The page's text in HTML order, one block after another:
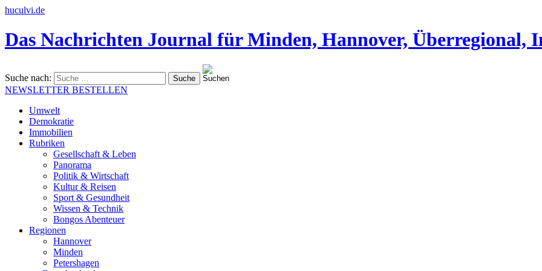
huculvi.de
Das Nachrichten Journal für Minden, Hannover, Überregional,
Suche nach:
NEWSLETTER BESTELLEN
Umwelt
Demokratie
Immobilien
Rubriken
Gesellschaft & Leben
Panorama
Politik & Wirtschaft
Kultur & Reisen
Sport & Gesundheit
Wissen & Technik
Bongos Abenteuer
Regionen
Hannover
Minden
Petershagen